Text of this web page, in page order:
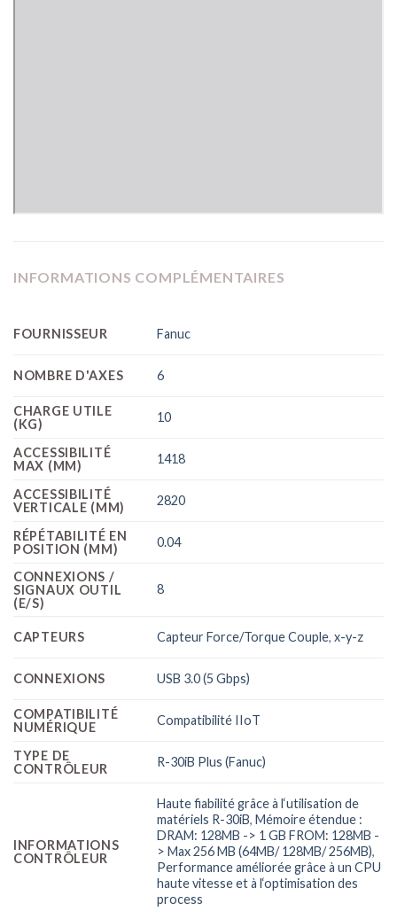
INFORMATIONS COMPLÉMENTAIRES
FOURNISSEUR Fanuc
NOMBRE D'AXES 6
CHARGE UTILE
(KG)
10
ACCESSIBILITÉ
MAX (MM)
1418
ACCESSIBILITÉ
VERTICALE (MM)
2820
RÉPÉTABILITÉ EN
POSITION (MM)
0.04
CONNEXIONS /
SIGNAUX OUTIL
(E/S)
8
CAPTEURS Capteur Force/Torque Couple,x-y-z
CONNEXIONS USB 3.0 (5 Gbps)
COMPATIBILITÉ
NUMÉRIQUE
Compatibilité IIoT
TYPE DE
CONTRÔLEUR
R-30iB Plus (Fanuc)
INFORMATIONS
CONTRÔLEUR
Haute fiabilité grâce à l‘utilisation de
matériels R-30iB,Mémoire étendue :
DRAM: 128MB -> 1 GB FROM: 128MB -
> Max 256 MB (64MB/ 128MB/ 256MB),
Performance améliorée grâce à un CPU
haute vitesse et à l‘optimisation des
process